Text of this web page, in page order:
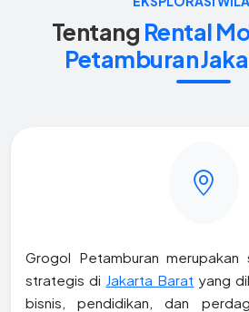
Tentang Rental
Petamburan
Grogol Petamburan merupakan
strategis di Jakarta Barat yang
bisnis, pendidikan, dan